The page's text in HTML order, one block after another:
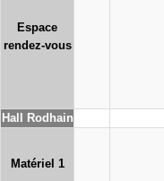
Espace
rendez-vous
Hall Rodhain
Matériel 1